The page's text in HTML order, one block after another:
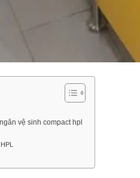
vệ sinh compact hpl